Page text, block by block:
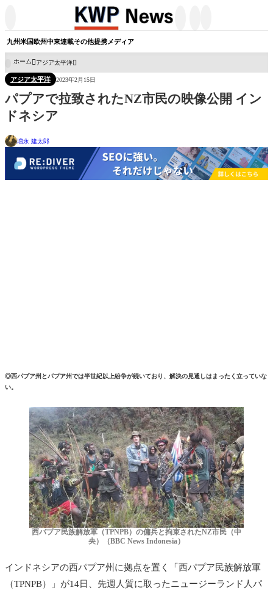
九州米国欧州中東連載その他提携メディア
ホーム アジア太平洋
アジア太平洋 2023年2月15日
パプアで拉致されたNZ市民の映像公開 イン
ドネシア
増永 建太郎
◎西パプア州とパプア州では半世紀以上紛争が続いており、解決の見通しはまったく立っていな
い。
西パプア民族解放軍（TPNPB）の傭兵と拘束されたNZ市民（中
央）（BBC News Indonesia）
インドネシアの西パプア州に拠点を置く「西パプア民族解放軍
（TPNPB）」が14日、先週人質に取ったニュージーランド人パ